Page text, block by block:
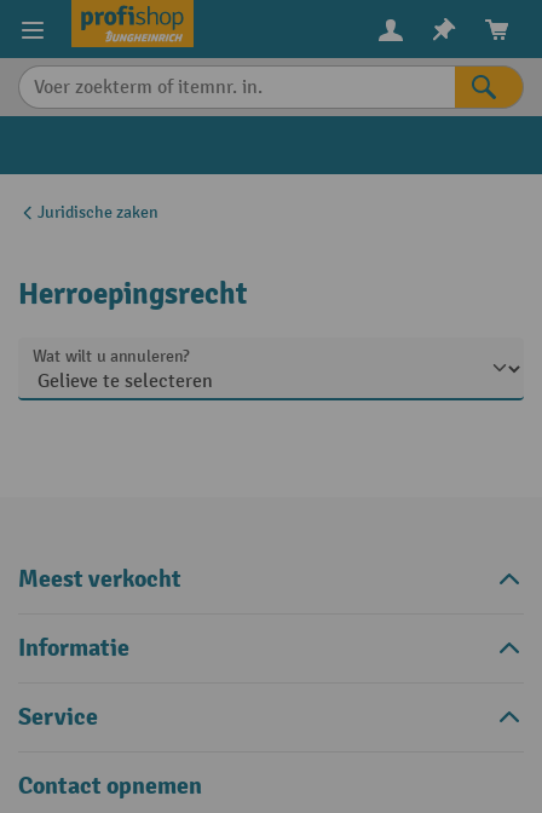
content
Juridische zaken
Herroepingsrecht
Wat wilt u annuleren?
Meest verkocht
Informatie
Service
Contact opnemen